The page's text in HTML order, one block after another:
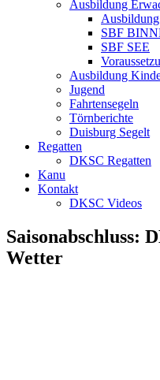
Ausbildung
SBF
SBF SEE
Ausbildung
Jugend
Fahrtensegeln
Törnberichte
Duisburg Segelt
Regatten
DKSC Regatten
Kanu
Kontakt
DKSC Videos
Saisonabschluss:
Wetter